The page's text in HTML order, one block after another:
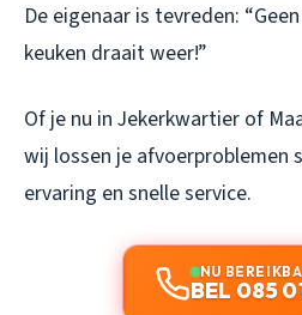
De eigenaar is tevreden:
keuken draait weer!”
Of je nu in Jekerkwartier of
wij lossen je afvoerproblemen
ervaring en snelle service.
NU
BEL 085